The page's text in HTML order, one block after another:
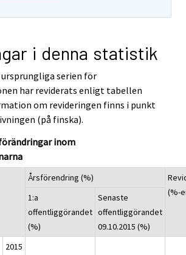
i denna statistik
serien för
har reviderats enligt tabellen
om revideringen finns i punkt
(på finska).
inom
Årsförendring (%)
(%-
1:a
offentliggörandet
(%)
Senaste
offentliggörandet
09.10.2015 (%)
2015